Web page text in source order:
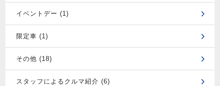
イベントデー (1)
限定車 (1)
その他 (18)
スタッフによるクルマ紹介 (6)